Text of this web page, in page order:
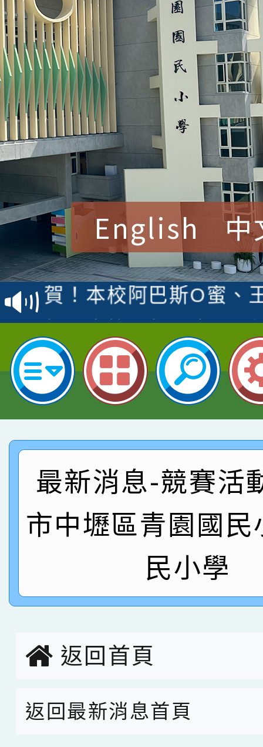
English 中
賀！本校參加桃園市中
賽 洪綺君教師榮獲社
名
賀！本校阿巴斯O蜜、
倩參加桃園市科展 國
名 指導老師王老師、
賀！本校四年二班張O
園市英語競賽國小朗讀
指導老師林老師
賀！本校參加桃園市中
賽 劉文瑛教師榮獲教
臺灣台語-第二名
賀！本校參與2026世
市賽榮獲科學小創客佳
創客第三名。
賀！本校參加桃園市中
賽 洪綺君教師榮獲社
名
賀！本校阿巴斯O蜜、
倩參加桃園市科展 國
名 指導老師王老師、
賀！本校四年二班張O
園市英語競賽國小朗讀
指導老師林老師
賀！本校參加桃園市中
賽 劉文瑛教師榮獲教
臺灣台語-第二名
賀！本校參與2026世
市賽榮獲科學小創客佳
最新消息-競賽活
市中壢區青園國
民小學
返回首頁
返回最新消息首頁